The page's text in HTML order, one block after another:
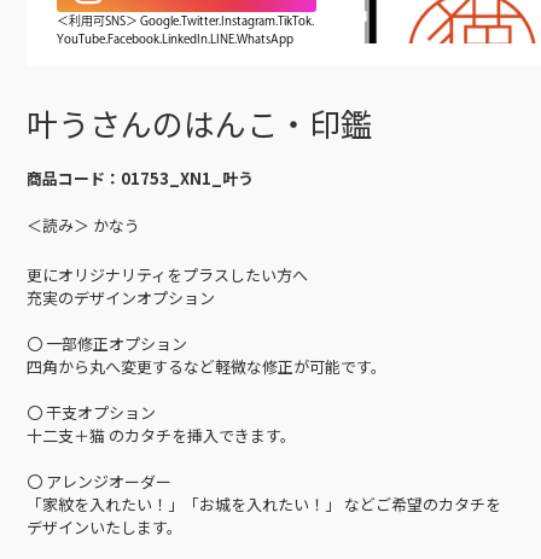
＜利用可SNS＞ Google.Twitter.Instagram.TikTok.
YouTube.Facebook.LinkedIn.LINE.WhatsApp
叶うさんのはんこ・印鑑
商品コード： 01753_XN1_叶う
＜読み＞ かなう
更にオリジナリティをプラスしたい方へ
充実のデザインオプション
〇 一部修正オプション
四角から丸へ変更するなど軽微な修正が可能です。
〇 干支オプション
十二支＋猫 のカタチを挿入できます。
〇 アレンジオーダー
「家紋を入れたい！」「お城を入れたい！」 などご希望のカタチを
デザインいたします。